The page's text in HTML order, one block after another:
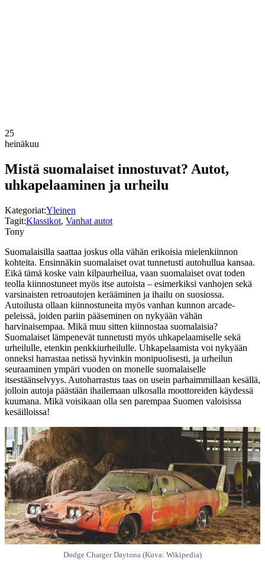
25
heinäkuu
Mistä suomalaiset innostuvat? Autot,
uhkapelaaminen ja urheilu
Kategoriat:Yleinen
Tagit:Klassikot, Vanhat autot
Tony
Suomalaisilla saattaa joskus olla vähän erikoisia mielenkiinnon
kohteita. Ensinnäkin suomalaiset ovat tunnetusti autohullua kansaa.
Eikä tämä koske vain kilpaurheilua, vaan suomalaiset ovat toden
teolla kiinnostuneet myös itse autoista – esimerkiksi vanhojen sekä
varsinaisten retroautojen kerääminen ja ihailu on suosiossa.
Autoilusta ollaan kiinnostuneita myös vanhan kunnon arcade-
peleissä, joiden pariin pääseminen on nykyään vähän
harvinaisempaa. Mikä muu sitten kiinnostaa suomalaisia?
Suomalaiset lämpenevät tunnetusti myös uhkapelaamiselle sekä
urheilulle, etenkin penkkiurheilulle. Uhkapelaamista voi nykyään
onneksi harrastaa netissä hyvinkin monipuolisesti, ja urheilun
seuraaminen ympäri vuoden on monelle suomalaiselle
itsestäänselvyys. Autoharrastus taas on usein parhaimmillaan kesällä,
jolloin autoja päästään ihailemaan ulkosalla moottoreiden käydessä
kuumana. Mikä voisikaan olla sen parempaa Suomen valoisissa
kesäilloissa!
Dodge Charger Daytona (Kuva: Wikipedia)